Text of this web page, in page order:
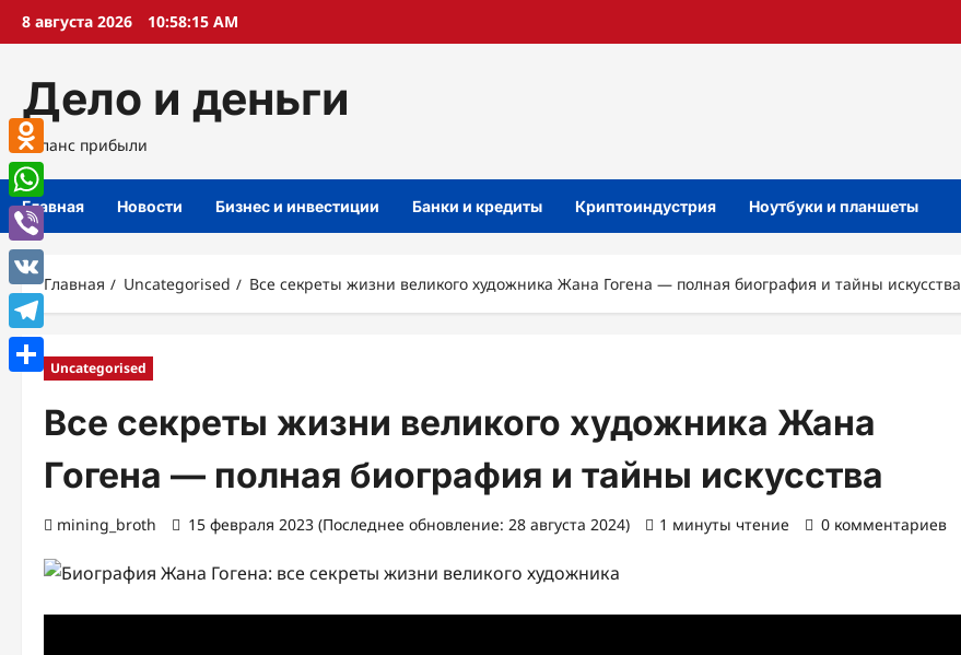
Перейти
8 августа 2026 10:58:16 AM
Дело и деньги
Баланс прибыли
Главная Новости Бизнес и инвестиции Банки и кредиты Криптоиндустрия Ноутбуки и планшеты
Главная Uncategorised Все секреты жизни великого художника Жана Гогена — полная биография и тайны искусства
Uncategorised
Все секреты жизни великого художника Жана
Гогена — полная биография и тайны искусства
mining_broth 15 февраля 2023 (Последнее обновление: 28 августа 2024) 1 минуты чтение 0 комментариев
Odnoklassniki
WhatsApp
Viber
VK
Telegram